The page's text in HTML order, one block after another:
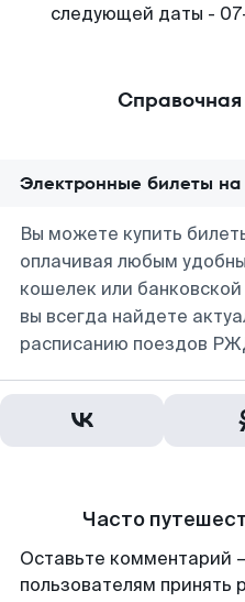
следующей даты -
Электронные билеты на
Вы можете купить
оплачивая любым
кошелек или
вы всегда найдете
расписанию поездов
Часто
Оставьте комментарий
пользователям принять